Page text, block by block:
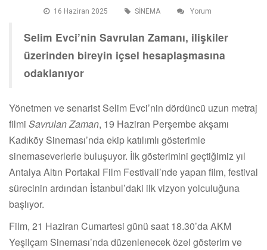
16 Haziran 2025 SİNEMA Yorum
Selim Evci’nin Savrulan Zamanı, ilişkiler
üzerinden bireyin içsel hesaplaşmasına
odaklanıyor
Yönetmen ve senarist Selim Evci’nin dördüncü uzun metraj
filmi Savrulan Zaman, 19 Haziran Perşembe akşamı
Kadıköy Sineması’nda ekip katılımlı gösterimle
sinemaseverlerle buluşuyor. İlk gösterimini geçtiğimiz yıl
Antalya Altın Portakal Film Festivali’nde yapan film, festival
sürecinin ardından İstanbul’daki ilk vizyon yolculuğuna
başlıyor.
Film, 21 Haziran Cumartesi günü saat 18.30’da AKM
Yeşilçam Sineması’nda düzenlenecek özel gösterim ve